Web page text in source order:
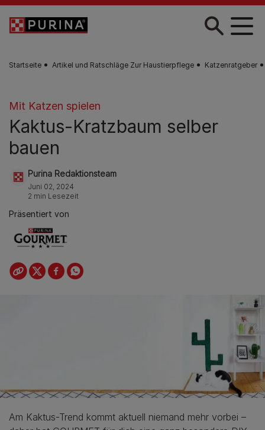
Skip to main content
Startseite Artikel und Ratschläge Zur Haustierpflege Katzenratgeber
Mit Katzen spielen
Kaktus-Kratzbaum selber
bauen
Purina Redaktionsteam
Juni 02, 2024
2 min Lesezeit
Präsentiert von
Am Kaktus-Trend kommt aktuell niemand mehr vorbei –